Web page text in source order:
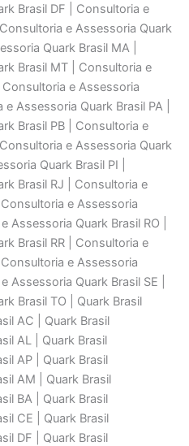
Brasil DF | Consultoria e
e Assessoria Quark
Quark Brasil MA |
Brasil MT | Consultoria e
e Assessoria
Assessoria Quark Brasil PA |
Brasil PB | Consultoria e
e Assessoria Quark
Quark Brasil PI |
Brasil RJ | Consultoria e
e Assessoria
Assessoria Quark Brasil RO |
Brasil RR | Consultoria e
e Assessoria
Assessoria Quark Brasil SE |
Brasil TO | Quark Brasil
AC | Quark Brasil
AL | Quark Brasil
AP | Quark Brasil
AM | Quark Brasil
BA | Quark Brasil
CE | Quark Brasil
DF | Quark Brasil